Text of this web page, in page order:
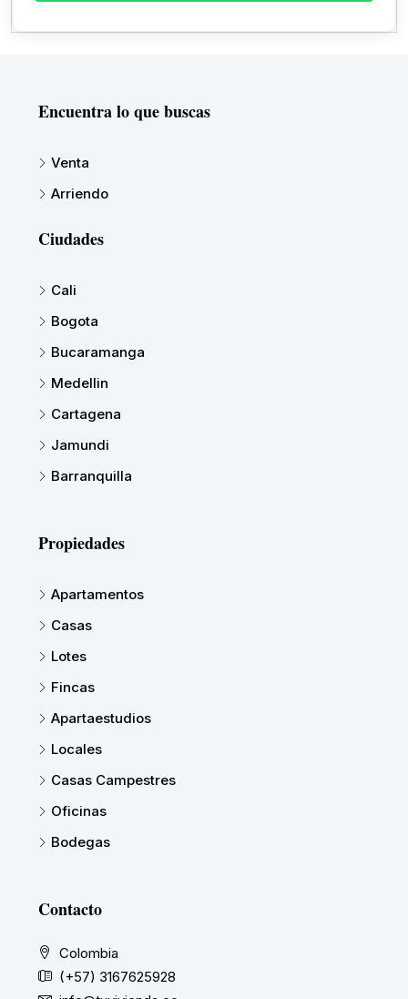
Encuentra lo que buscas
Venta
Arriendo
Ciudades
Cali
Bogota
Bucaramanga
Medellin
Cartagena
Jamundi
Barranquilla
Propiedades
Apartamentos
Casas
Lotes
Fincas
Apartaestudios
Locales
Casas Campestres
Oficinas
Bodegas
Contacto
Colombia
(+57) 3167625928